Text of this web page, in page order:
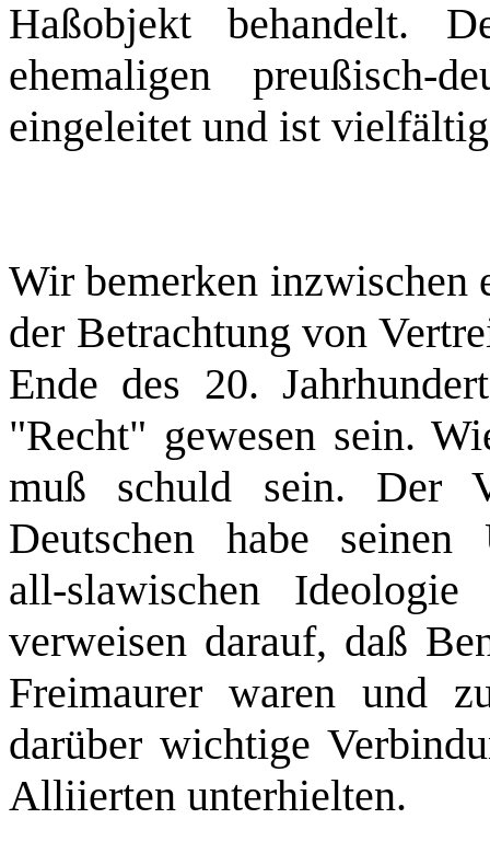
Haßobjekt behandelt.
ehemaligen
eingeleitet und ist
Wir bemerken inzwischen
der Betrachtung von
Ende des 20.
"Recht" gewesen sein.
muß schuld sein. Der
Deutschen habe
all‑slawischen
verweisen darauf, daß
Freimaurer waren und
darüber wichtige
Alliierten unterhielten.